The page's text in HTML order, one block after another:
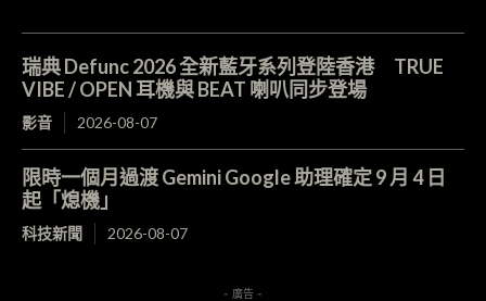
瑞典 Defunc 2026 全新藍牙系列登陸香港 TRUE
VIBE / OPEN 耳機與 BEAT 喇叭同步登場
影音 2026-08-07
限時一個月過渡 Gemini Google 助理確定 9 月 4 日
起「熄機」
科技新聞 2026-08-07
- 廣告 -